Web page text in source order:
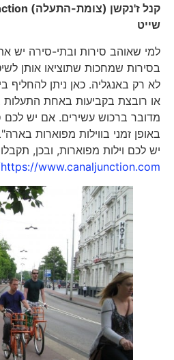
קנל ז'נקשן (צומת-התעלה)
שייט
למי שאוהב סירות ובתי-סירה יש
בסירות שמחכות שתוציאו אותן לשיט
לא רק באנגליה. כאן ניתן להחליף
או רובצת בקביעות באחת התעלות
מדובר ברכוש עשירים. אם יש לכם
באופן זמני בווילות מפוארות
יש לכם וילות מפוארות, ובכן,
https://www.canaljunction.com/